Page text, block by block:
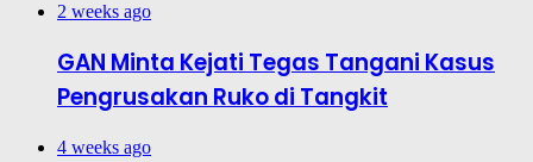
2 weeks ago
GAN Minta Kejati Tegas Tangani Kasus
Pengrusakan Ruko di Tangkit
4 weeks ago